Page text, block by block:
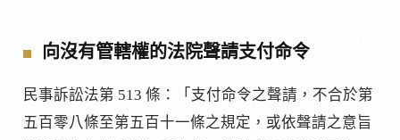
向沒有管轄權的法院聲請支付命令
民事訴訟法第 513 條：「支付命令之聲請，不合於第
五百零八條至第五百十一條之規定，或依聲請之意旨